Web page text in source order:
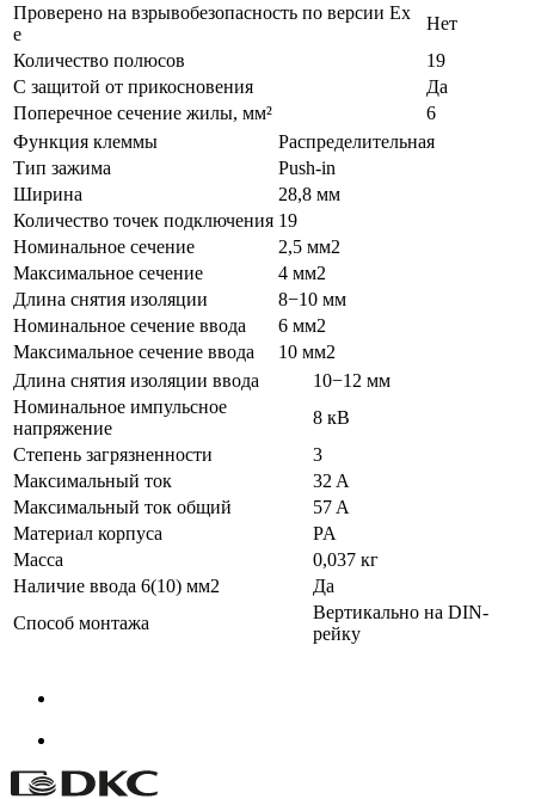
Проверено на взрывобезопасность по версии Ex
e
Нет
Количество полюсов
19
С защитой от прикосновения
Да
Поперечное сечение жилы, мм²
6
Функция клеммы
Распределительная
Тип зажима
Push-in
Ширина
28,8 мм
Количество точек подключения 19
Номинальное сечение
2,5 мм2
Максимальное сечение
4 мм2
Длина снятия изоляции
8−10 мм
Номинальное сечение ввода
6 мм2
Максимальное сечение ввода
10 мм2
Длина снятия изоляции ввода
10−12 мм
Номинальное импульсное
напряжение
8 кВ
Степень загрязненности
3
Максимальный ток
32 A
Максимальный ток общий
57 A
Материал корпуса
PA
Масса
0,037 кг
Наличие ввода 6(10) мм2
Да
Способ монтажа
Вертикально на DIN-
рейку